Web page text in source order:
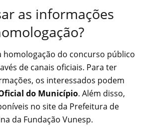
as informações
homologação do concurso público
de canais oficiais. Para ter
os interessados podem
do Município. Além disso,
no site da Prefeitura de
da Fundação Vunesp.